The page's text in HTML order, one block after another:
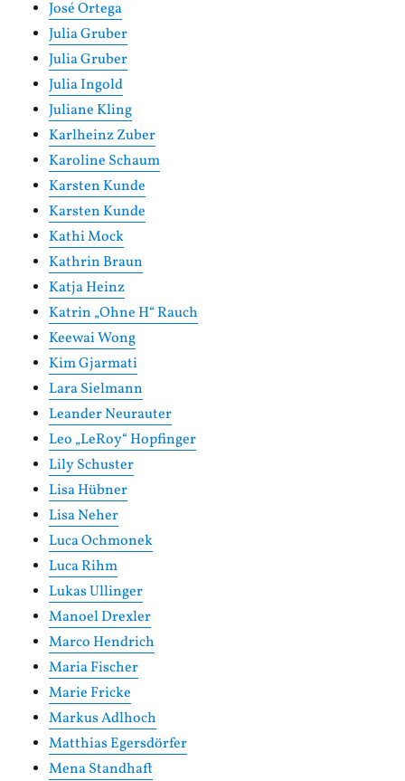
José Ortega
Julia Gruber
Julia Gruber
Julia Ingold
Juliane Kling
Karlheinz Zuber
Karoline Schaum
Karsten Kunde
Karsten Kunde
Kathi Mock
Kathrin Braun
Katja Heinz
Katrin „Ohne H“ Rauch
Keewai Wong
Kim Gjarmati
Lara Sielmann
Leander Neurauter
Leo „LeRoy“ Hopfinger
Lily Schuster
Lisa Hübner
Lisa Neher
Luca Ochmonek
Luca Rihm
Lukas Ullinger
Manoel Drexler
Marco Hendrich
Maria Fischer
Marie Fricke
Markus Adlhoch
Matthias Egersdörfer
Mena Standhaft